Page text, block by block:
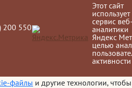
200 550
Этот сайт
использует
сервис
аналитики
Яндекс
целью
активности
файлы и другие технологии, чтобы